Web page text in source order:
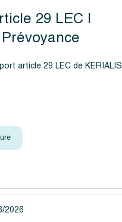
29 LEC |
article 29 LEC de KERIALIS
2026